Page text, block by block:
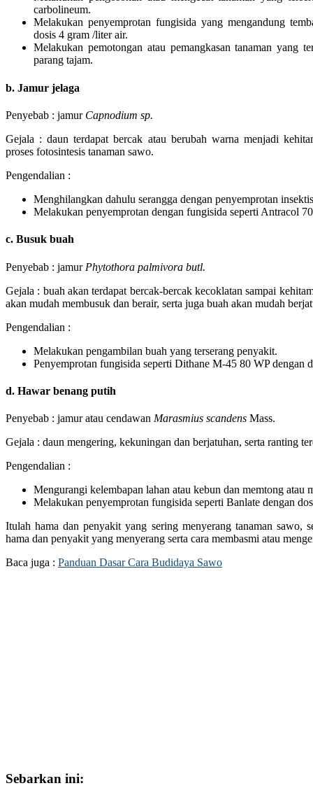
carbolineum.
Melakukan penyemprotan fungisida yang mengandung
dosis 4 gram /liter air.
Melakukan pemotongan atau pemangkasan tanaman yang
parang tajam.
b. Jamur jelaga
Penyebab : jamur Capnodium sp.
Gejala : daun terdapat bercak atau berubah warna menjadi
proses fotosintesis tanaman sawo.
Pengendalian :
Menghilangkan dahulu serangga dengan penyemprotan
Melakukan penyemprotan dengan fungisida seperti Antracol
c. Busuk buah
Penyebab : jamur Phytothora palmivora butl.
Gejala : buah akan terdapat bercak-bercak kecoklatan sampai
akan mudah membusuk dan berair, serta juga buah akan mudah
Pengendalian :
Melakukan pengambilan buah yang terserang penyakit.
Penyemprotan fungisida seperti Dithane M-45 80 WP dengan
d. Hawar benang putih
Penyebab : jamur atau cendawan Marasmius scandens Mass.
Gejala : daun mengering, kekuningan dan berjatuhan, serta ranting
Pengendalian :
Mengurangi kelembapan lahan atau kebun dan memtong atau
Melakukan penyemprotan fungisida seperti Banlate dengan
Itulah hama dan penyakit yang sering menyerang tanaman sawo,
hama dan penyakit yang menyerang serta cara membasmi atau
Baca juga : Panduan Dasar Cara Budidaya Sawo
Sebarkan ini: